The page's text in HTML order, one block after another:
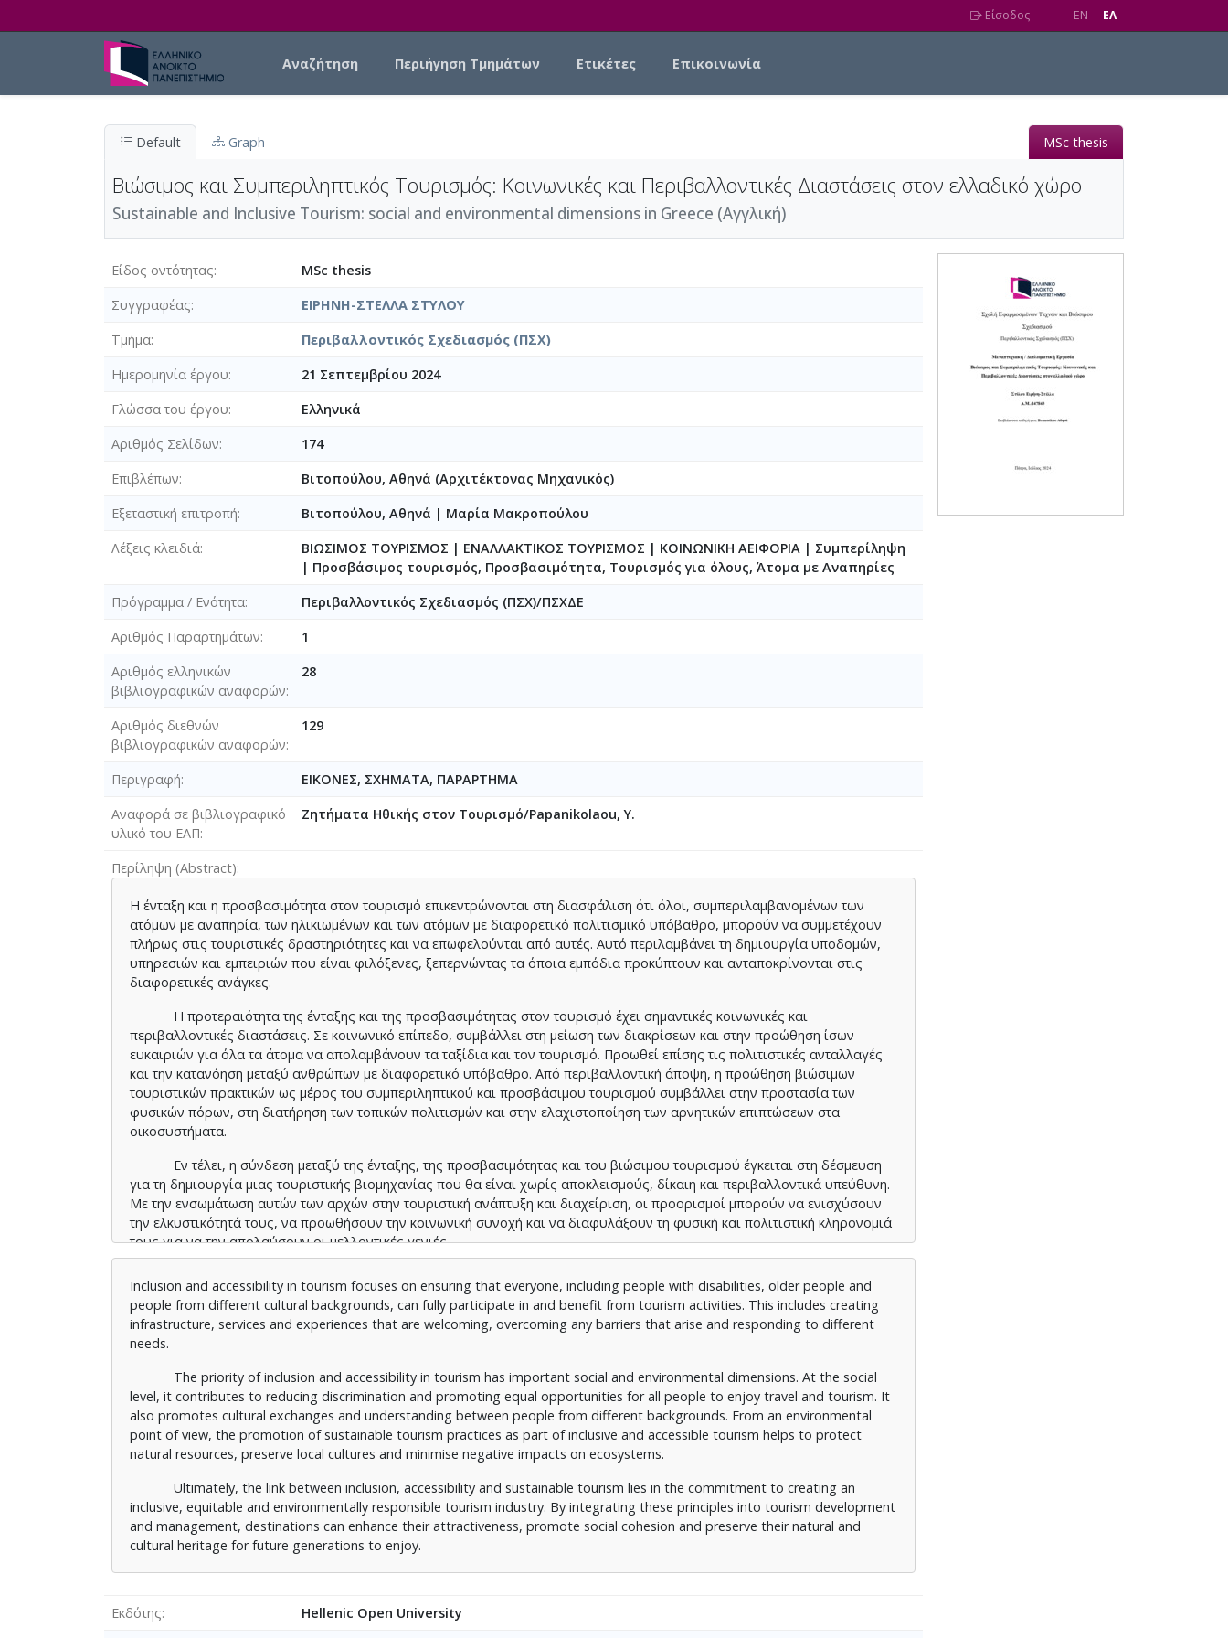
Είσοδος EN EΛ
Αναζήτηση Περιήγηση Τμημάτων Ετικέτες Επικοινωνία
Default Graph MSc thesis
Βιώσιμος και Συμπεριληπτικός Τουρισμός: Κοινωνικές και Περιβαλλοντικές Διαστάσεις στον ελλαδικό χώρο
Sustainable and Inclusive Tourism: social and environmental dimensions in Greece (Αγγλική)
Είδος οντότητας
MSc thesis
Συγγραφέας
ΕΙΡΗΝΗ-ΣΤΕΛΛΑ ΣΤΥΛΟΥ
Τμήμα
Περιβαλλοντικός Σχεδιασμός (ΠΣΧ)
Ημερομηνία έργου
21 Σεπτεμβρίου 2024
Γλώσσα του έργου
Ελληνικά
Αριθμός Σελίδων
174
Επιβλέπων
Βιτοπούλου, Αθηνά (Αρχιτέκτονας Μηχανικός)
Εξεταστική επιτροπή
Βιτοπούλου, Αθηνά | Μαρία Μακροπούλου
Λέξεις κλειδιά
ΒΙΩΣΙΜΟΣ ΤΟΥΡΙΣΜΟΣ | ΕΝΑΛΛΑΚΤΙΚΟΣ ΤΟΥΡΙΣΜΟΣ | ΚΟΙΝΩΝΙΚΗ ΑΕΙΦΟΡΙΑ | Συμπερίληψη
| Προσβάσιμος τουρισμός, Προσβασιμότητα, Τουρισμός για όλους, Άτομα με Αναπηρίες
Πρόγραμμα / Ενότητα
Περιβαλλοντικός Σχεδιασμός (ΠΣΧ)/ΠΣΧΔΕ
Αριθμός Παραρτημάτων
1
Αριθμός ελληνικών
βιβλιογραφικών αναφορών
28
Αριθμός διεθνών
βιβλιογραφικών αναφορών
129
Περιγραφή
ΕΙΚΟΝΕΣ, ΣΧΗΜΑΤΑ, ΠΑΡΑΡΤΗΜΑ
Αναφορά σε βιβλιογραφικό
υλικό του ΕΑΠ
Ζητήματα Ηθικής στον Τουρισμό/Papanikolaou, Y.
Περίληψη (Abstract)
Η ένταξη και η προσβασιμότητα στον τουρισμό επικεντρώνονται στη διασφάλιση ότι όλοι, συμπεριλαμβανομένων των
ατόμων με αναπηρία, των ηλικιωμένων και των ατόμων με διαφορετικό πολιτισμικό υπόβαθρο, μπορούν να συμμετέχουν
πλήρως στις τουριστικές δραστηριότητες και να επωφελούνται από αυτές. Αυτό περιλαμβάνει τη δημιουργία υποδομών,
υπηρεσιών και εμπειριών που είναι φιλόξενες, ξεπερνώντας τα όποια εμπόδια προκύπτουν και ανταποκρίνονται στις
διαφορετικές ανάγκες.
Η προτεραιότητα της ένταξης και της προσβασιμότητας στον τουρισμό έχει σημαντικές κοινωνικές και
περιβαλλοντικές διαστάσεις. Σε κοινωνικό επίπεδο, συμβάλλει στη μείωση των διακρίσεων και στην προώθηση ίσων
ευκαιριών για όλα τα άτομα να απολαμβάνουν τα ταξίδια και τον τουρισμό. Προωθεί επίσης τις πολιτιστικές ανταλλαγές
και την κατανόηση μεταξύ ανθρώπων με διαφορετικό υπόβαθρο. Από περιβαλλοντική άποψη, η προώθηση βιώσιμων
τουριστικών πρακτικών ως μέρος του συμπεριληπτικού και προσβάσιμου τουρισμού συμβάλλει στην προστασία των
φυσικών πόρων, στη διατήρηση των τοπικών πολιτισμών και στην ελαχιστοποίηση των αρνητικών επιπτώσεων στα
οικοσυστήματα.
Εν τέλει, η σύνδεση μεταξύ της ένταξης, της προσβασιμότητας και του βιώσιμου τουρισμού έγκειται στη δέσμευση
για τη δημιουργία μιας τουριστικής βιομηχανίας που θα είναι χωρίς αποκλεισμούς, δίκαιη και περιβαλλοντικά υπεύθυνη.
Με την ενσωμάτωση αυτών των αρχών στην τουριστική ανάπτυξη και διαχείριση, οι προορισμοί μπορούν να ενισχύσουν
την ελκυστικότητά τους, να προωθήσουν την κοινωνική συνοχή και να διαφυλάξουν τη φυσική και πολιτιστική κληρονομιά
τους για να την απολαύσουν οι μελλοντικές γενιές.
Inclusion and accessibility in tourism focuses on ensuring that everyone, including people with disabilities, older people and
people from different cultural backgrounds, can fully participate in and benefit from tourism activities. This includes creating
infrastructure, services and experiences that are welcoming, overcoming any barriers that arise and responding to different
needs.
The priority of inclusion and accessibility in tourism has important social and environmental dimensions. At the social
level, it contributes to reducing discrimination and promoting equal opportunities for all people to enjoy travel and tourism. It
also promotes cultural exchanges and understanding between people from different backgrounds. From an environmental
point of view, the promotion of sustainable tourism practices as part of inclusive and accessible tourism helps to protect
natural resources, preserve local cultures and minimise negative impacts on ecosystems.
Ultimately, the link between inclusion, accessibility and sustainable tourism lies in the commitment to creating an
inclusive, equitable and environmentally responsible tourism industry. By integrating these principles into tourism development
and management, destinations can enhance their attractiveness, promote social cohesion and preserve their natural and
cultural heritage for future generations to enjoy.
Εκδότης Hellenic Open University